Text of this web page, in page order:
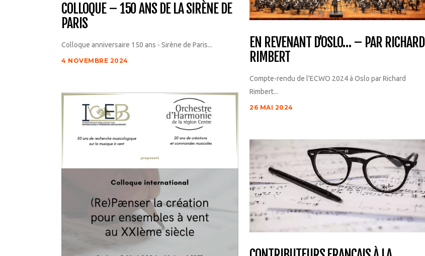
COLLOQUE – 150 ANS DE LA SIRÈNE DE
PARIS
Colloque anniversaire 150 ans - Sirène de Paris...
4 NOVEMBRE 2024
EN REVENANT D’OSLO… – PAR RICHARD
RIMBERT
Compte-rendu de l'ECWO 2024 à Oslo par Richard
Rimbert...
26 MAI 2024